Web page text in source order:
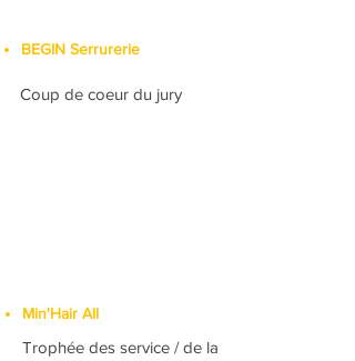
BEGIN Serrurerie
Coup de coeur du jury
Min'Hair All
Trophée des service / de la